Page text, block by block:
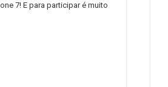
7! E para participar é muito